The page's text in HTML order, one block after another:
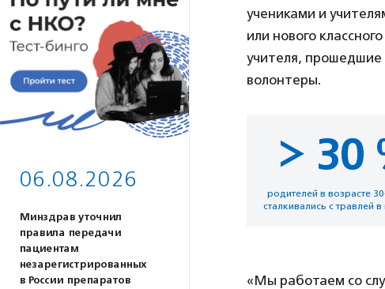
06.08.2026
Минздрав уточнил
правила передачи
пациентам
незарегистрированных
в России препаратов
учениками и
или нового
учителя, прошедшие
волонтеры.
> 30
родителей в возрасте
сталкивались с травлей
«Мы работаем со